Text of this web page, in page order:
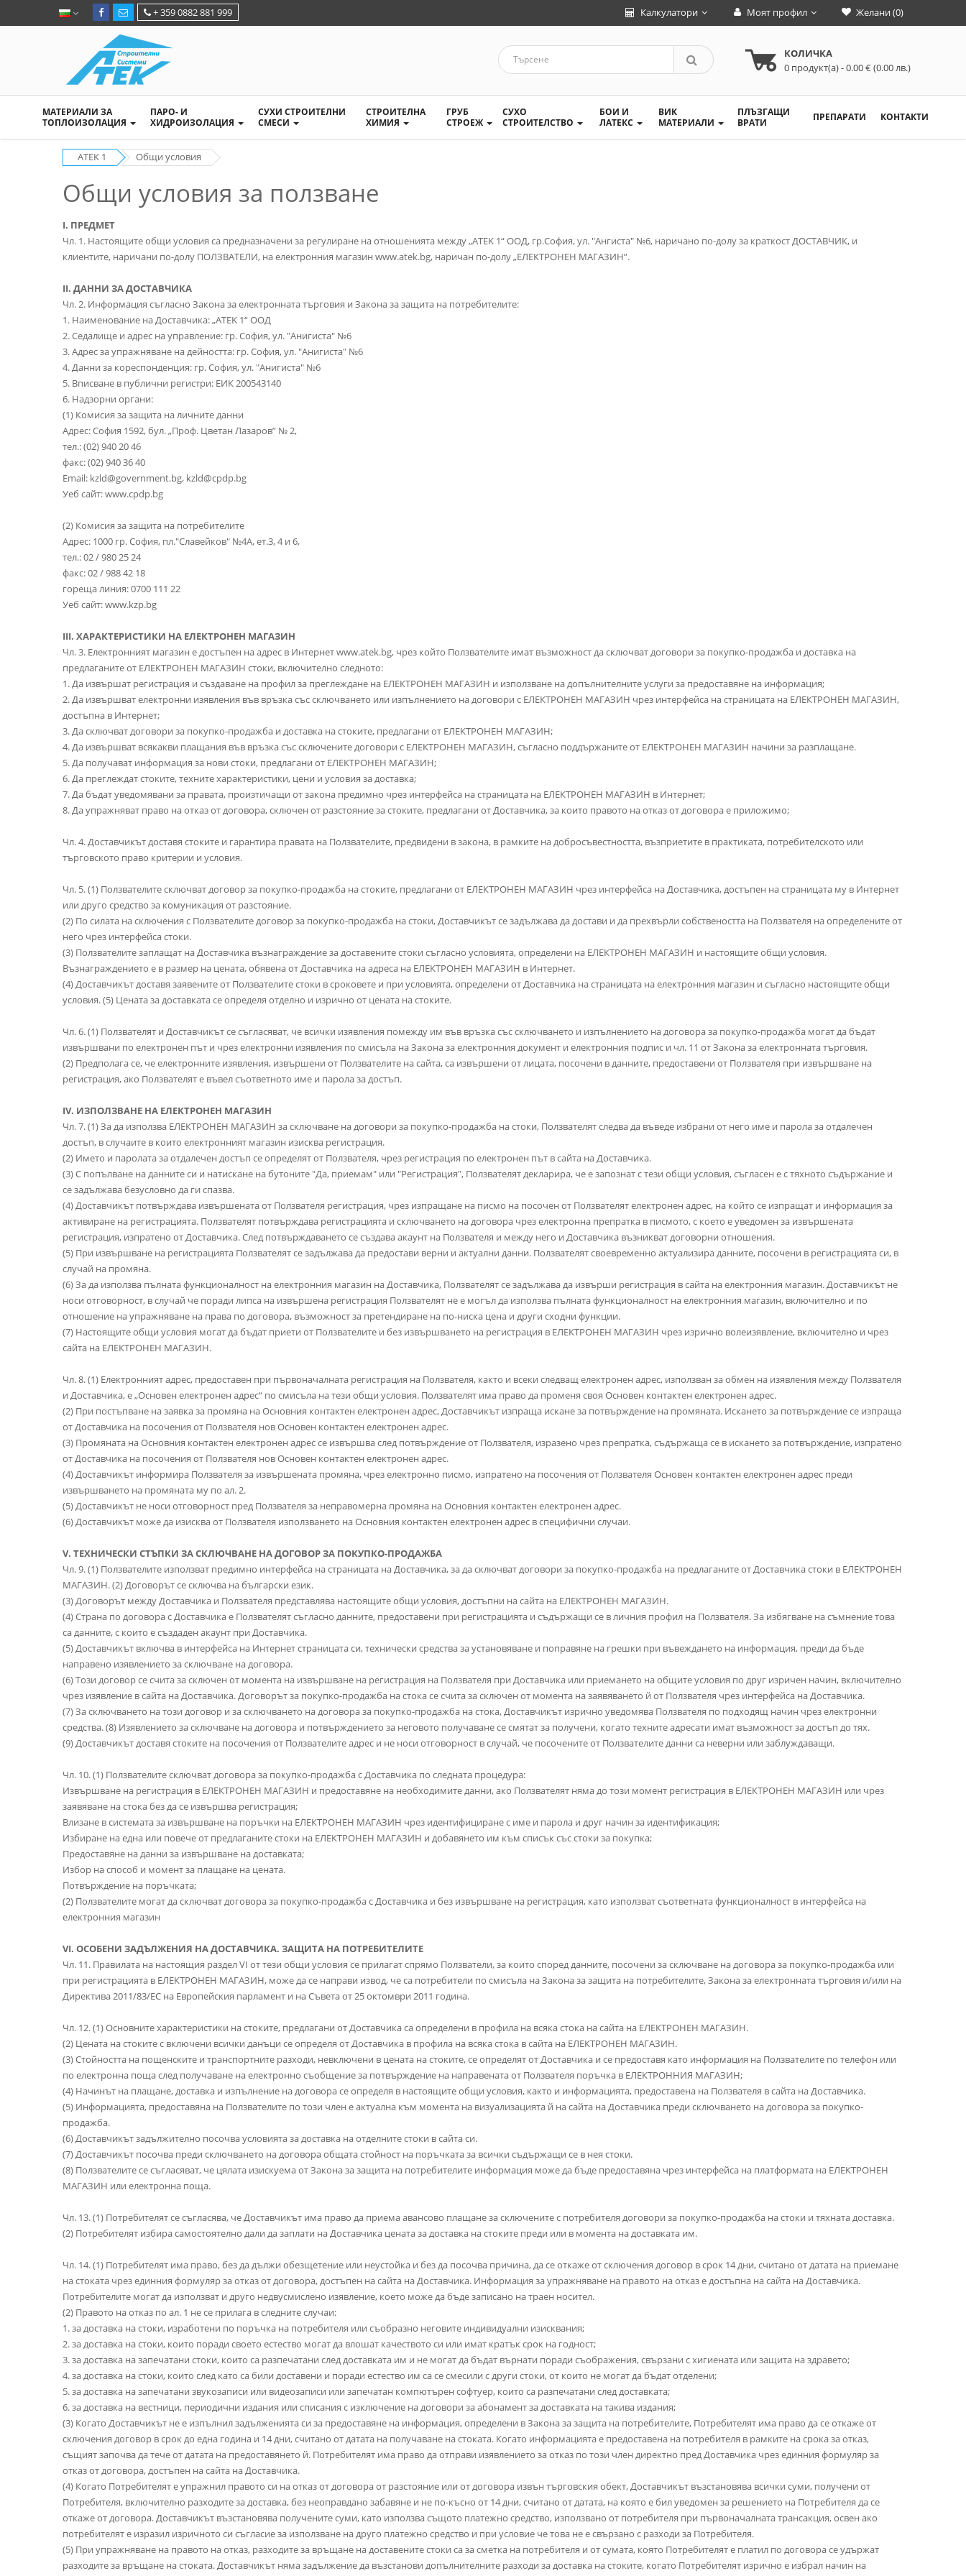
+ 359 0882 881 999 Калкулатори Моят профил Желани (0)
КОЛИЧКА
0 продукт(а)- 0.00 € (0.00 лв.)
МАТЕРИАЛИ ЗА
ТОПЛОИЗОЛАЦИЯ
ПАРО- И
ХИДРОИЗОЛАЦИЯ
СУХИ СТРОИТЕЛНИ
СМЕСИ
СТРОИТЕЛНА
ХИМИЯ
ГРУБ
СТРОЕЖ
СУХО
СТРОИТЕЛСТВО
БОИ И
ЛАТЕКС
ВИК
МАТЕРИАЛИ
ПЛЪЗГАЩИ
ВРАТИ
ПРЕПАРАТИ КОНТАКТИ
АТЕК 1 Общи условия
Общи условия за ползване
I. ПРЕДМЕТ
Чл. 1. Настоящите общи условия са предназначени за регулиране на отношенията между „ATEK 1“ ООД, гр.София, ул. "Ангиста" №6, наричано по-долу за краткост ДОСТАВЧИК, и
клиентите, наричани по-долу ПОЛЗВАТЕЛИ, на електронния магазин www.atek.bg, наричан по-долу „ЕЛЕКТРОНЕН МАГАЗИН”.
ІІ. ДАННИ ЗА ДОСТАВЧИКА
Чл. 2. Информация съгласно Закона за електронната търговия и Закона за защита на потребителите:
1. Наименование на Доставчика: „ATEK 1“ ООД
2. Седалище и адрес на управление: гр. София, ул. "Анигиста" №6
3. Адрес за упражняване на дейността: гр. София, ул. "Анигиста" №6
4. Данни за кореспонденция: гр. София, ул. "Анигиста" №6
5. Вписване в публични регистри: ЕИК 200543140
6. Надзорни органи:
(1) Комисия за защита на личните данни
Адрес: София 1592, бул. „Проф. Цветан Лазаров” № 2,
тел.: (02) 940 20 46
факс: (02) 940 36 40
Email: kzld@government.bg, kzld@cpdp.bg
Уеб сайт: www.cpdp.bg
(2) Комисия за защита на потребителите
Адрес: 1000 гр. София, пл."Славейков" №4А, ет.3, 4 и 6,
тел.: 02 / 980 25 24
факс: 02 / 988 42 18
гореща линия: 0700 111 22
Уеб сайт: www.kzp.bg
III. ХАРАКТЕРИСТИКИ НА ЕЛЕКТРОНЕН МАГАЗИН
Чл. 3. Електронният магазин е достъпен на адрес в Интернет www.atek.bg, чрез който Ползвателите имат възможност да сключват договори за покупко-продажба и доставка на
предлаганите от ЕЛЕКТРОНЕН МАГАЗИН стоки, включително следното:
1. Да извършат регистрация и създаване на профил за преглеждане на ЕЛЕКТРОНЕН МАГАЗИН и използване на допълнителните услуги за предоставяне на информация;
2. Да извършват електронни изявления във връзка със сключването или изпълнението на договори с ЕЛЕКТРОНЕН МАГАЗИН чрез интерфейса на страницата на ЕЛЕКТРОНЕН МАГАЗИН,
достъпна в Интернет;
3. Да сключват договори за покупко-продажба и доставка на стоките, предлагани от ЕЛЕКТРОНЕН МАГАЗИН;
4. Да извършват всякакви плащания във връзка със сключените договори с ЕЛЕКТРОНЕН МАГАЗИН, съгласно поддържаните от ЕЛЕКТРОНЕН МАГАЗИН начини за разплащане.
5. Да получават информация за нови стоки, предлагани от ЕЛЕКТРОНЕН МАГАЗИН;
6. Да преглеждат стоките, техните характеристики, цени и условия за доставка;
7. Да бъдат уведомявани за правата, произтичащи от закона предимно чрез интерфейса на страницата на ЕЛЕКТРОНЕН МАГАЗИН в Интернет;
8. Да упражняват право на отказ от договора, сключен от разстояние за стоките, предлагани от Доставчика, за които правото на отказ от договора е приложимо;
Чл. 4. Доставчикът доставя стоките и гарантира правата на Ползвателите, предвидени в закона, в рамките на добросъвестността, възприетите в практиката, потребителското или
търговското право критерии и условия.
Чл. 5. (1) Ползвателите сключват договор за покупко-продажба на стоките, предлагани от ЕЛЕКТРОНЕН МАГАЗИН чрез интерфейса на Доставчика, достъпен на страницата му в Интернет
или друго средство за комуникация от разстояние.
(2) По силата на сключения с Ползвателите договор за покупко-продажба на стоки, Доставчикът се задължава да достави и да прехвърли собствеността на Ползвателя на определените от
него чрез интерфейса стоки.
(3) Ползвателите заплащат на Доставчика възнаграждение за доставените стоки съгласно условията, определени на ЕЛЕКТРОНЕН МАГАЗИН и настоящите общи условия.
Възнаграждението е в размер на цената, обявена от Доставчика на адреса на ЕЛЕКТРОНЕН МАГАЗИН в Интернет.
(4) Доставчикът доставя заявените от Ползвателите стоки в сроковете и при условията, определени от Доставчика на страницата на електронния магазин и съгласно настоящите общи
условия. (5) Цената за доставката се определя отделно и изрично от цената на стоките.
Чл. 6. (1) Ползвателят и Доставчикът се съгласяват, че всички изявления помежду им във връзка със сключването и изпълнението на договора за покупко-продажба могат да бъдат
извършвани по електронен път и чрез електронни изявления по смисъла на Закона за електронния документ и електронния подпис и чл. 11 от Закона за електронната търговия.
(2) Предполага се, че електронните изявления, извършени от Ползвателите на сайта, са извършени от лицата, посочени в данните, предоставени от Ползвателя при извършване на
регистрация, ако Ползвателят е въвел съответното име и парола за достъп.
IV. ИЗПОЛЗВАНЕ НА ЕЛЕКТРОНЕН МАГАЗИН
Чл. 7. (1) За да използва ЕЛЕКТРОНЕН МАГАЗИН за сключване на договори за покупко-продажба на стоки, Ползвателят следва да въведе избрани от него име и парола за отдалечен
достъп, в случаите в които електронният магазин изисква регистрация.
(2) Името и паролата за отдалечен достъп се определят от Ползвателя, чрез регистрация по електронен път в сайта на Доставчика.
(3) С попълване на данните си и натискане на бутоните "Да, приемам" или "Регистрация", Ползвателят декларира, че е запознат с тези общи условия, съгласен е с тяхното съдържание и
се задължава безусловно да ги спазва.
(4) Доставчикът потвърждава извършената от Ползвателя регистрация, чрез изпращане на писмо на посочен от Ползвателят електронен адрес, на който се изпращат и информация за
активиране на регистрацията. Ползвателят потвърждава регистрацията и сключването на договора чрез електронна препратка в писмото, с което е уведомен за извършената
регистрация, изпратено от Доставчика. След потвърждаването се създава акаунт на Ползвателя и между него и Доставчика възникват договорни отношения.
(5) При извършване на регистрацията Ползвателят се задължава да предостави верни и актуални данни. Ползвателят своевременно актуализира данните, посочени в регистрацията си, в
случай на промяна.
(6) За да използва пълната функционалност на електронния магазин на Доставчика, Ползвателят се задължава да извърши регистрация в сайта на електронния магазин. Доставчикът не
носи отговорност, в случай че поради липса на извършена регистрация Ползвателят не е могъл да използва пълната функционалност на електронния магазин, включително и по
отношение на упражняване на права по договора, възможност за претендиране на по-ниска цена и други сходни функции.
(7) Настоящите общи условия могат да бъдат приети от Ползвателите и без извършването на регистрация в ЕЛЕКТРОНЕН МАГАЗИН чрез изрично волеизявление, включително и чрез
сайта на ЕЛЕКТРОНЕН МАГАЗИН.
Чл. 8. (1) Електронният адрес, предоставен при първоначалната регистрация на Ползвателя, както и всеки следващ електронен адрес, използван за обмен на изявления между Ползвателя
и Доставчика, е „Основен електронен адрес“ по смисъла на тези общи условия. Ползвателят има право да променя своя Основен контактен електронен адрес.
(2) При постъпване на заявка за промяна на Основния контактен електронен адрес, Доставчикът изпраща искане за потвърждение на промяната. Искането за потвърждение се изпраща
от Доставчика на посочения от Ползвателя нов Основен контактен електронен адрес.
(3) Промяната на Основния контактен електронен адрес се извършва след потвърждение от Ползвателя, изразено чрез препратка, съдържаща се в искането за потвърждение, изпратено
от Доставчика на посочения от Ползвателя нов Основен контактен електронен адрес.
(4) Доставчикът информира Ползвателя за извършената промяна, чрез електронно писмо, изпратено на посочения от Ползвателя Основен контактен електронен адрес преди
извършването на промяната му по ал. 2.
(5) Доставчикът не носи отговорност пред Ползвателя за неправомерна промяна на Основния контактен електронен адрес.
(6) Доставчикът може да изисква от Ползвателя използването на Основния контактен електронен адрес в специфични случаи.
V. ТЕХНИЧЕСКИ СТЪПКИ ЗА СКЛЮЧВАНЕ НА ДОГОВОР ЗА ПОКУПКО-ПРОДАЖБА
Чл. 9. (1) Ползвателите използват предимно интерфейса на страницата на Доставчика, за да сключват договори за покупко-продажба на предлаганите от Доставчика стоки в ЕЛЕКТРОНЕН
МАГАЗИН. (2) Договорът се сключва на български език.
(3) Договорът между Доставчика и Ползвателя представлява настоящите общи условия, достъпни на сайта на ЕЛЕКТРОНЕН МАГАЗИН.
(4) Страна по договора с Доставчика е Ползвателят съгласно данните, предоставени при регистрацията и съдържащи се в личния профил на Ползвателя. За избягване на съмнение това
са данните, с които е създаден акаунт при Доставчика.
(5) Доставчикът включва в интерфейса на Интернет страницата си, технически средства за установяване и поправяне на грешки при въвеждането на информация, преди да бъде
направено изявлението за сключване на договора.
(6) Този договор се счита за сключен от момента на извършване на регистрация на Ползвателя при Доставчика или приемането на общите условия по друг изричен начин, включително
чрез изявление в сайта на Доставчика. Договорът за покупко-продажба на стока се счита за сключен от момента на заявяването й от Ползвателя чрез интерфейса на Доставчика.
(7) За сключването на този договор и за сключването на договора за покупко-продажба на стока, Доставчикът изрично уведомява Ползвателя по подходящ начин чрез електронни
средства. (8) Изявлението за сключване на договора и потвърждението за неговото получаване се смятат за получени, когато техните адресати имат възможност за достъп до тях.
(9) Доставчикът доставя стоките на посочения от Ползвателите адрес и не носи отговорност в случай, че посочените от Ползвателите данни са неверни или заблуждаващи.
Чл. 10. (1) Ползвателите сключват договора за покупко-продажба с Доставчика по следната процедура:
Извършване на регистрация в ЕЛЕКТРОНЕН МАГАЗИН и предоставяне на необходимите данни, ако Ползвателят няма до този момент регистрация в ЕЛЕКТРОНЕН МАГАЗИН или чрез
заявяване на стока без да се извършва регистрация;
Влизане в системата за извършване на поръчки на ЕЛЕКТРОНЕН МАГАЗИН чрез идентифициране с име и парола и друг начин за идентификация;
Избиране на една или повече от предлаганите стоки на ЕЛЕКТРОНЕН МАГАЗИН и добавянето им към списък със стоки за покупка;
Предоставяне на данни за извършване на доставката;
Избор на способ и момент за плащане на цената.
Потвърждение на поръчката;
(2) Ползвателите могат да сключват договора за покупко-продажба с Доставчика и без извършване на регистрация, като използват съответната функционалност в интерфейса на
електронния магазин
VI. ОСОБЕНИ ЗАДЪЛЖЕНИЯ НА ДОСТАВЧИКА. ЗАЩИТА НА ПОТРЕБИТЕЛИТЕ
Чл. 11. Правилата на настоящия раздел VI от тези общи условия се прилагат спрямо Ползватели, за които според данните, посочени за сключване на договора за покупко-продажба или
при регистрацията в ЕЛЕКТРОНЕН МАГАЗИН, може да се направи извод, че са потребители по смисъла на Закона за защита на потребителите, Закона за електронната търговия и/или на
Директива 2011/83/EC на Европейския парламент и на Съвета от 25 октомври 2011 година.
Чл. 12. (1) Основните характеристики на стоките, предлагани от Доставчика са определени в профила на всяка стока на сайта на ЕЛЕКТРОНЕН МАГАЗИН.
(2) Цената на стоките с включени всички данъци се определя от Доставчика в профила на всяка стока в сайта на ЕЛЕКТРОНЕН МАГАЗИН.
(3) Стойността на пощенските и транспортните разходи, невключени в цената на стоките, се определят от Доставчика и се предоставя като информация на Ползвателите по телефон или
по електронна поща след получаване на електронно съобщение за потвърждение на направената от Ползвателя поръчка в ЕЛЕКТРОННИЯ МАГАЗИН;
(4) Начинът на плащане, доставка и изпълнение на договора се определя в настоящите общи условия, както и информацията, предоставена на Ползвателя в сайта на Доставчика.
(5) Информацията, предоставяна на Ползвателите по този член е актуална към момента на визуализацията й на сайта на Доставчика преди сключването на договора за покупко-
продажба.
(6) Доставчикът задължително посочва условията за доставка на отделните стоки в сайта си.
(7) Доставчикът посочва преди сключването на договора общата стойност на поръчката за всички съдържащи се в нея стоки.
(8) Ползвателите се съгласяват, че цялата изискуема от Закона за защита на потребителите информация може да бъде предоставяна чрез интерфейса на платформата на ЕЛЕКТРОНЕН
МАГАЗИН или електронна поща.
Чл. 13. (1) Потребителят се съгласява, че Доставчикът има право да приема авансово плащане за сключените с потребителя договори за покупко-продажба на стоки и тяхната доставка.
(2) Потребителят избира самостоятелно дали да заплати на Доставчика цената за доставка на стоките преди или в момента на доставката им.
Чл. 14. (1) Потребителят има право, без да дължи обезщетение или неустойка и без да посочва причина, да се откаже от сключения договор в срок 14 дни, считано от датата на приемане
на стоката чрез единния формуляр за отказ от договора, достъпен на сайта на Доставчика. Информация за упражняване на правото на отказ е достъпна на сайта на Доставчика.
Потребителите могат да използват и друго недвусмислено изявление, което може да бъде записано на траен носител.
(2) Правото на отказ по ал. 1 не се прилага в следните случаи:
1. за доставка на стоки, изработени по поръчка на потребителя или съобразно неговите индивидуални изисквания;
2. за доставка на стоки, които поради своето естество могат да влошат качеството си или имат кратък срок на годност;
3. за доставка на запечатани стоки, които са разпечатани след доставката им и не могат да бъдат върнати поради съображения, свързани с хигиената или защита на здравето;
4. за доставка на стоки, които след като са били доставени и поради естество им са се смесили с други стоки, от които не могат да бъдат отделени;
5. за доставка на запечатани звукозаписи или видеозаписи или запечатан компютърен софтуер, които са разпечатани след доставката;
6. за доставка на вестници, периодични издания или списания с изключение на договори за абонамент за доставката на такива издания;
(3) Когато Доставчикът не e изпълнил задълженията си за предоставяне на информация, определени в Закона за защита на потребителите, Потребителят има право да се откаже от
сключения договор в срок до една година и 14 дни, считано от датата на получаване на стоката. Когато информацията е предоставена на потребителя в рамките на срока за отказ,
същият започва да тече от датата на предоставянето й. Потребителят има право да отправи изявлението за отказ по този член директно пред Доставчика чрез единния формуляр за
отказ от договора, достъпен на сайта на Доставчика.
(4) Когато Потребителят е упражнил правото си на отказ от договора от разстояние или от договора извън търговския обект, Доставчикът възстановява всички суми, получени от
Потребителя, включително разходите за доставка, без неоправдано забавяне и не по-късно от 14 дни, считано от датата, на която е бил уведомен за решението на Потребителя да се
откаже от договора. Доставчикът възстановява получените суми, като използва същото платежно средство, използвано от потребителя при първоначалната трансакция, освен ако
потребителят е изразил изричното си съгласие за използване на друго платежно средство и при условие че това не е свързано с разходи за Потребителя.
(5) При упражняване на правото на отказ, разходите за връщане на доставените стоки са за сметка на потребителя и от сумата, която Потребителят е платил по договора се удържат
разходите за връщане на стоката. Доставчикът няма задължение да възстанови допълнителните разходи за доставка на стоките, когато Потребителят изрично е избрал начин на